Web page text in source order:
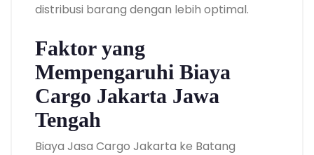
distribusi barang dengan lebih optimal.
Faktor yang
Mempengaruhi Biaya
Cargo Jakarta Jawa
Tengah
Biaya Jasa Cargo Jakarta ke Batang